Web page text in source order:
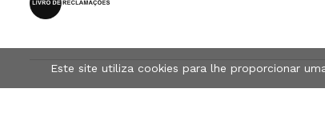
Este site utiliza cookies para lhe proporcionar